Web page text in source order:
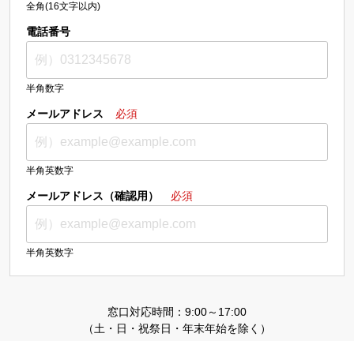
全角(16文字以内)
電話番号
半角数字
メールアドレス 必須
半角英数字
メールアドレス（確認用） 必須
半角英数字
窓口対応時間：9:00～17:00
（土・日・祝祭日・年末年始を除く）